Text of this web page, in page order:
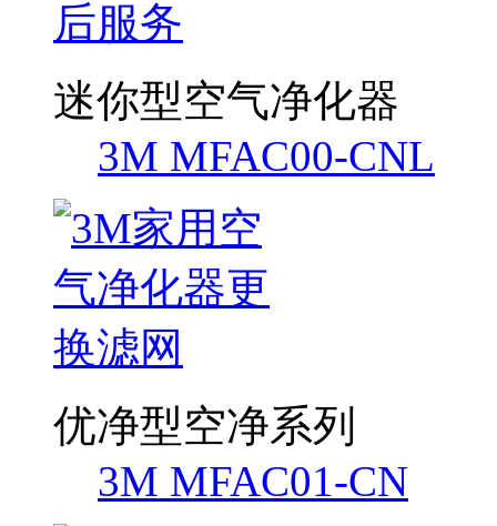
迷你型空气净化器
3M MFAC00-CNL
优净型空净系列
3M MFAC01-CN